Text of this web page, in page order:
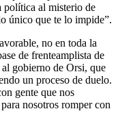
política al misterio de
único que te lo impide”.
no en toda la
de frenteamplista de
gobierno de Orsi, que
un proceso de duelo.
gente que nos
nosotros romper con